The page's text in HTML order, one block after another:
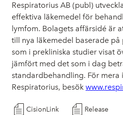
Respiratorius AB (publ)
effektiva läkemedel för
lymfom. Bolagets affärsidé är
till nya läkemedel baserade på
som i prekliniska studier visat
jämfört med det som i dag
standardbehandling. För mera
Respiratorius, besök
CisionLink Release